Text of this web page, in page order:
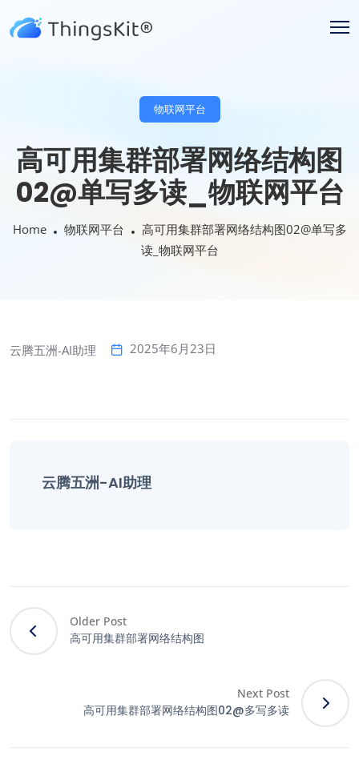
物联网平台
高可用集群部署网络结构图
02@单写多读_物联网平台
Home 物联网平台
高可用集群部署网络结构图02@单写多
读_物联网平台
云腾五洲-AI助理 2025年6月23日
云腾五洲-AI助理
Older Post
高可用集群部署网络结构图
Next Post
高可用集群部署网络结构图02@多写多读